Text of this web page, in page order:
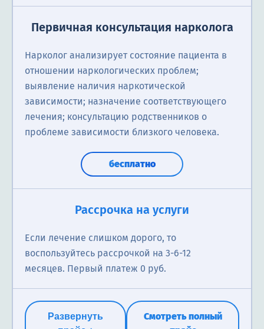
Первичная консультация нарколога
Нарколог анализирует состояние пациента в
отношении наркологических проблем;
выявление наличия наркотической
зависимости; назначение соответствующего
лечения; консультацию родственников о
проблеме зависимости близкого человека.
бесплатно
Рассрочка на услуги
Если лечение слишком дорого, то
воспользуйтесь рассрочкой на 3-6-12
месяцев. Первый платеж 0 руб.
Развернуть
Смотреть полный